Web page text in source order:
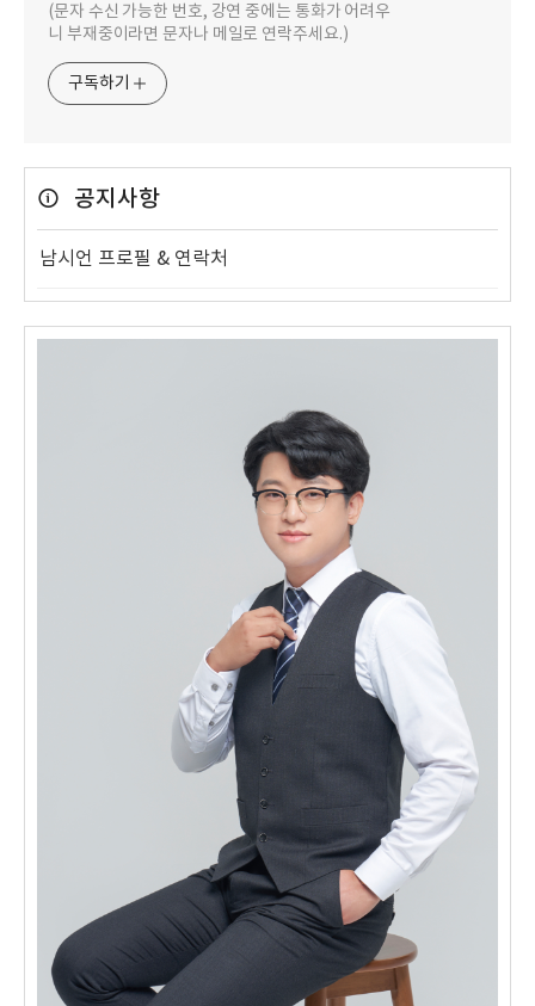
(문자 수신 가능한 번호, 강연 중에는 통화가 어려우
니 부재중이라면 문자나 메일로 연락주세요.)
구독하기
공지사항
남시언 프로필 & 연락처